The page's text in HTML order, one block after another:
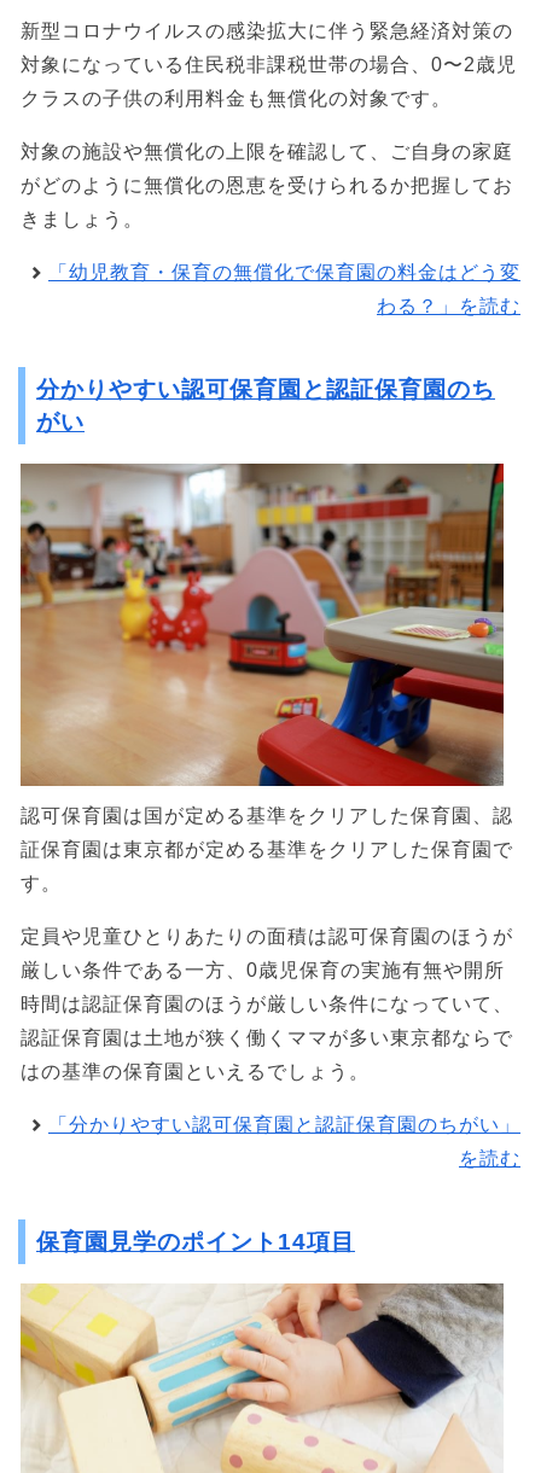
新型コロナウイルスの感染拡大に伴う緊急経済対策の
対象になっている住民税非課税世帯の場合、0〜2歳児
クラスの子供の利用料金も無償化の対象です。
対象の施設や無償化の上限を確認して、ご自身の家庭
がどのように無償化の恩恵を受けられるか把握してお
きましょう。
「幼児教育・保育の無償化で保育園の料金はどう変
わる？」を読む
分かりやすい認可保育園と認証保育園のち
がい
認可保育園は国が定める基準をクリアした保育園、認
証保育園は東京都が定める基準をクリアした保育園で
す。
定員や児童ひとりあたりの面積は認可保育園のほうが
厳しい条件である一方、0歳児保育の実施有無や開所
時間は認証保育園のほうが厳しい条件になっていて、
認証保育園は土地が狭く働くママが多い東京都ならで
はの基準の保育園といえるでしょう。
「分かりやすい認可保育園と認証保育園のちがい」
を読む
保育園見学のポイント14項目